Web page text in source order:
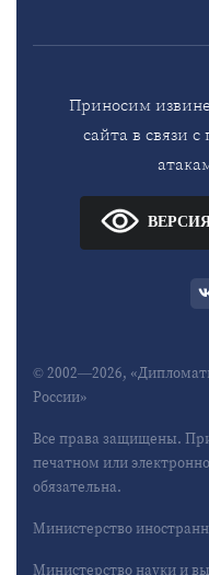
Приносим
сайта в связи
© 2002—2026,
России»
Все права защищены.
печатном или
обязательна.
Министерство
Министерство науки и